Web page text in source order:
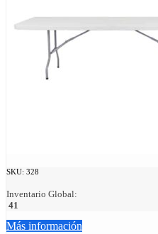
SKU: 328
Inventario Global:
41
Más información